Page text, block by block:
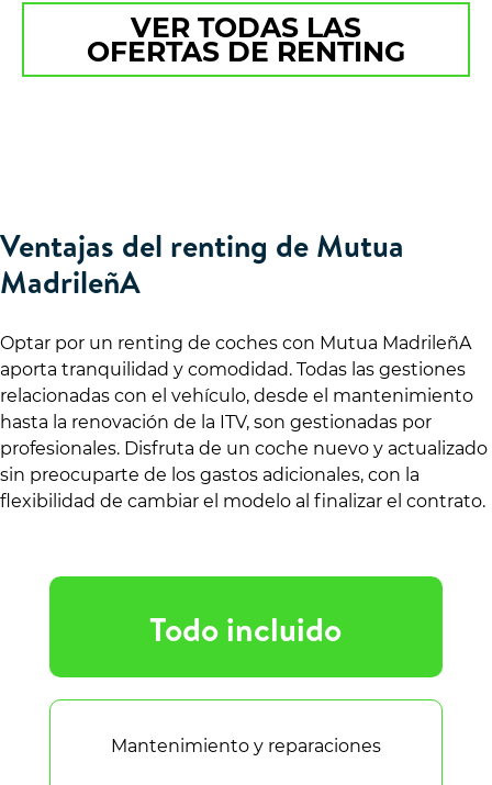
VER TODAS LAS
OFERTAS DE RENTING
Ventajas del renting de Mutua
MadrileñA
Optar por un renting de coches con Mutua MadrileñA
aporta tranquilidad y comodidad. Todas las gestiones
relacionadas con el vehículo, desde el mantenimiento
hasta la renovación de la ITV, son gestionadas por
profesionales. Disfruta de un coche nuevo y actualizado
sin preocuparte de los gastos adicionales, con la
flexibilidad de cambiar el modelo al finalizar el contrato.
Todo incluido
Mantenimiento y reparaciones